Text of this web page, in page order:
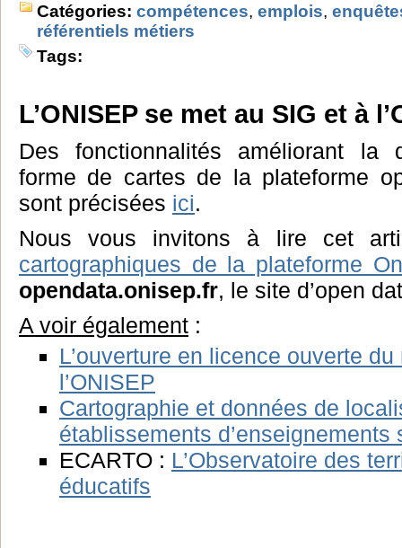
Catégories: compétences, emplois,
référentiels métiers
Tags:
L’ONISEP se met au SIG et à
Des fonctionnalités améliorant la
forme de cartes de la plateforme
sont précisées ici.
Nous vous invitons à lire cet
cartographiques de la plateforme
opendata.onisep.fr, le site d’open
A voir également :
L’ouverture en licence ouverte
l’ONISEP
Cartographie et données de
établissements d’enseignements
ECARTO : L’Observatoire des
éducatifs